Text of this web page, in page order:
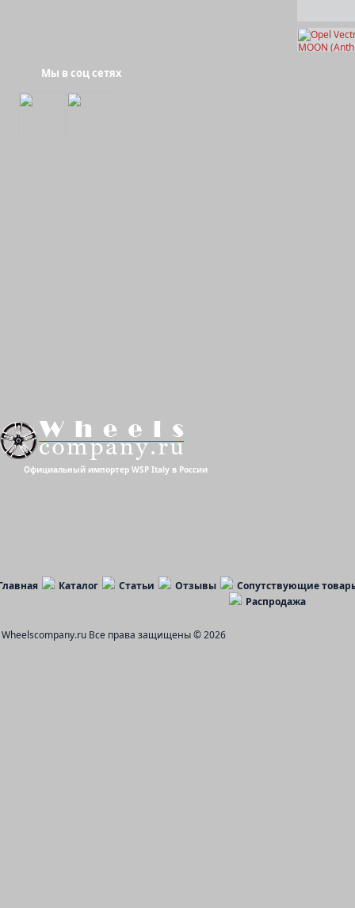
Мы в соц сетях
Официальный импортер WSP Italy в России
Каталог Статьи Отзывы
Сопутствующие
Распродажа
Wheelscompany.ru Все права защищены © 2026